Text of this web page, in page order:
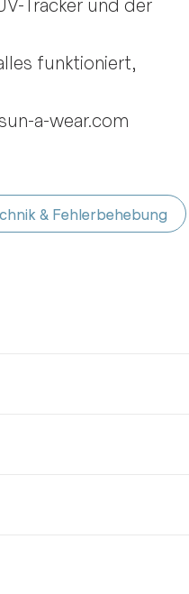
funktioniert,
a-wear.com
& Fehlerbehebung